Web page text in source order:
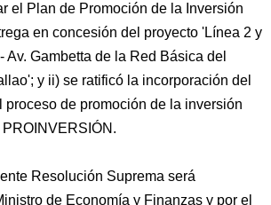
el Plan de Promoción de la Inversión
en concesión del proyecto 'Línea 2 y
Av. Gambetta de la Red Básica del
y ii) se ratificó la incorporación del
proceso de promoción de la inversión
Resolución Suprema será
de Economía y Finanzas y por el